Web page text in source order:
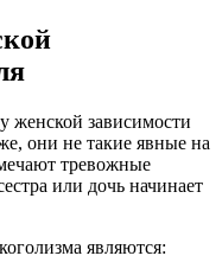
женской зависимости
они не такие явные на
тревожные
или дочь начинает
являются: